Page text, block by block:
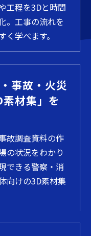
工程を3Dと時間
。工事の流れを
く学べます。
・事故・火災
材集」を
故調査資料の作
の状況をわかり
できる警察・消
向けの3D素材集